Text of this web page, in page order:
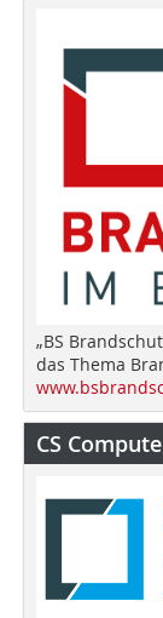
„BS
das Thema
CS